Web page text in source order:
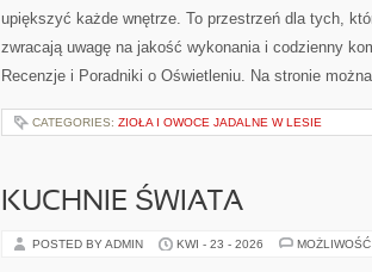
upiększyć każde wnętrze. To przestrzeń dla tych,
zwracają uwagę na jakość wykonania i codzienny
Recenzje i Poradniki o Oświetleniu. Na stronie
CATEGORIES: ZIOŁA I OWOCE JADALNE W LESIE
KUCHNIE ŚWIATA
POSTED BY ADMIN KWI - 23 - 2026